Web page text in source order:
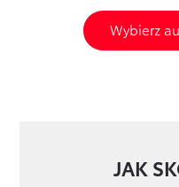
Wybierz
JAK